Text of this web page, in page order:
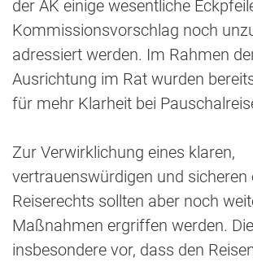
der AK einige wesentliche
Kommissionsvorschlag noch
adressiert werden. Im Rahmen
Ausrichtung im Rat wurden
für mehr Klarheit bei
Zur Verwirklichung eines klaren,
vertrauenswürdigen und sicheren
Reiserechts sollten aber noch
Maßnahmen ergriffen werden.
insbesondere vor, dass den